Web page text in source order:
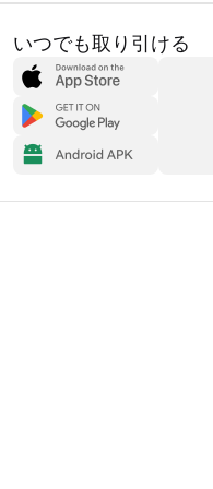
いつでも取り引ける